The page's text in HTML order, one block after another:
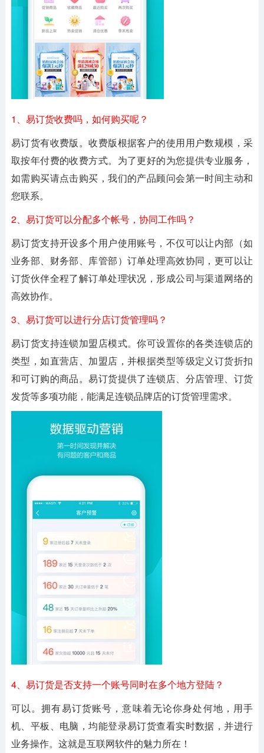
1、易订货收费吗，如何购买呢？
易订货有收费版。收费版根据客户的使用用户数规模，采
取按年付费的收费方式。为了更好的为您提供专业服务，
如需购买请点击购买，我们的产品顾问会第一时间主动和
您联系。
2、易订货可以分配多个帐号，协同工作吗？
易订货支持开设多个用户使用账号，不仅可以让内部（如
业务部、财务部、库管部）订单处理高效协同，更可以让
订货伙伴全程了解订单处理状况，形成公司与渠道网络的
高效协作。
3、易订货可以进行分店订货管理吗？
易订货支持连锁加盟店模式。你可设置你的各类连锁店的
类型，如直营店、加盟店，并根据类型等级定义订货折扣
和可订购的商品。易订货提供了连锁店、分店管理、订货
发货等多项功能，能满足连锁品牌店的订货管理需求。
4、易订货是否支持一个账号同时在多个地方登陆？
可以。拥有易订货账号，意味着无论你身处何地，用手
机、平板、电脑，均能登录易订货查看实时数据，并进行
业务操作。这就是互联网软件的魅力所在！